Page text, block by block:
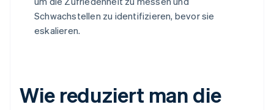
Schwachstellen zu identifizieren, bevor sie
eskalieren.
Wie reduziert man die